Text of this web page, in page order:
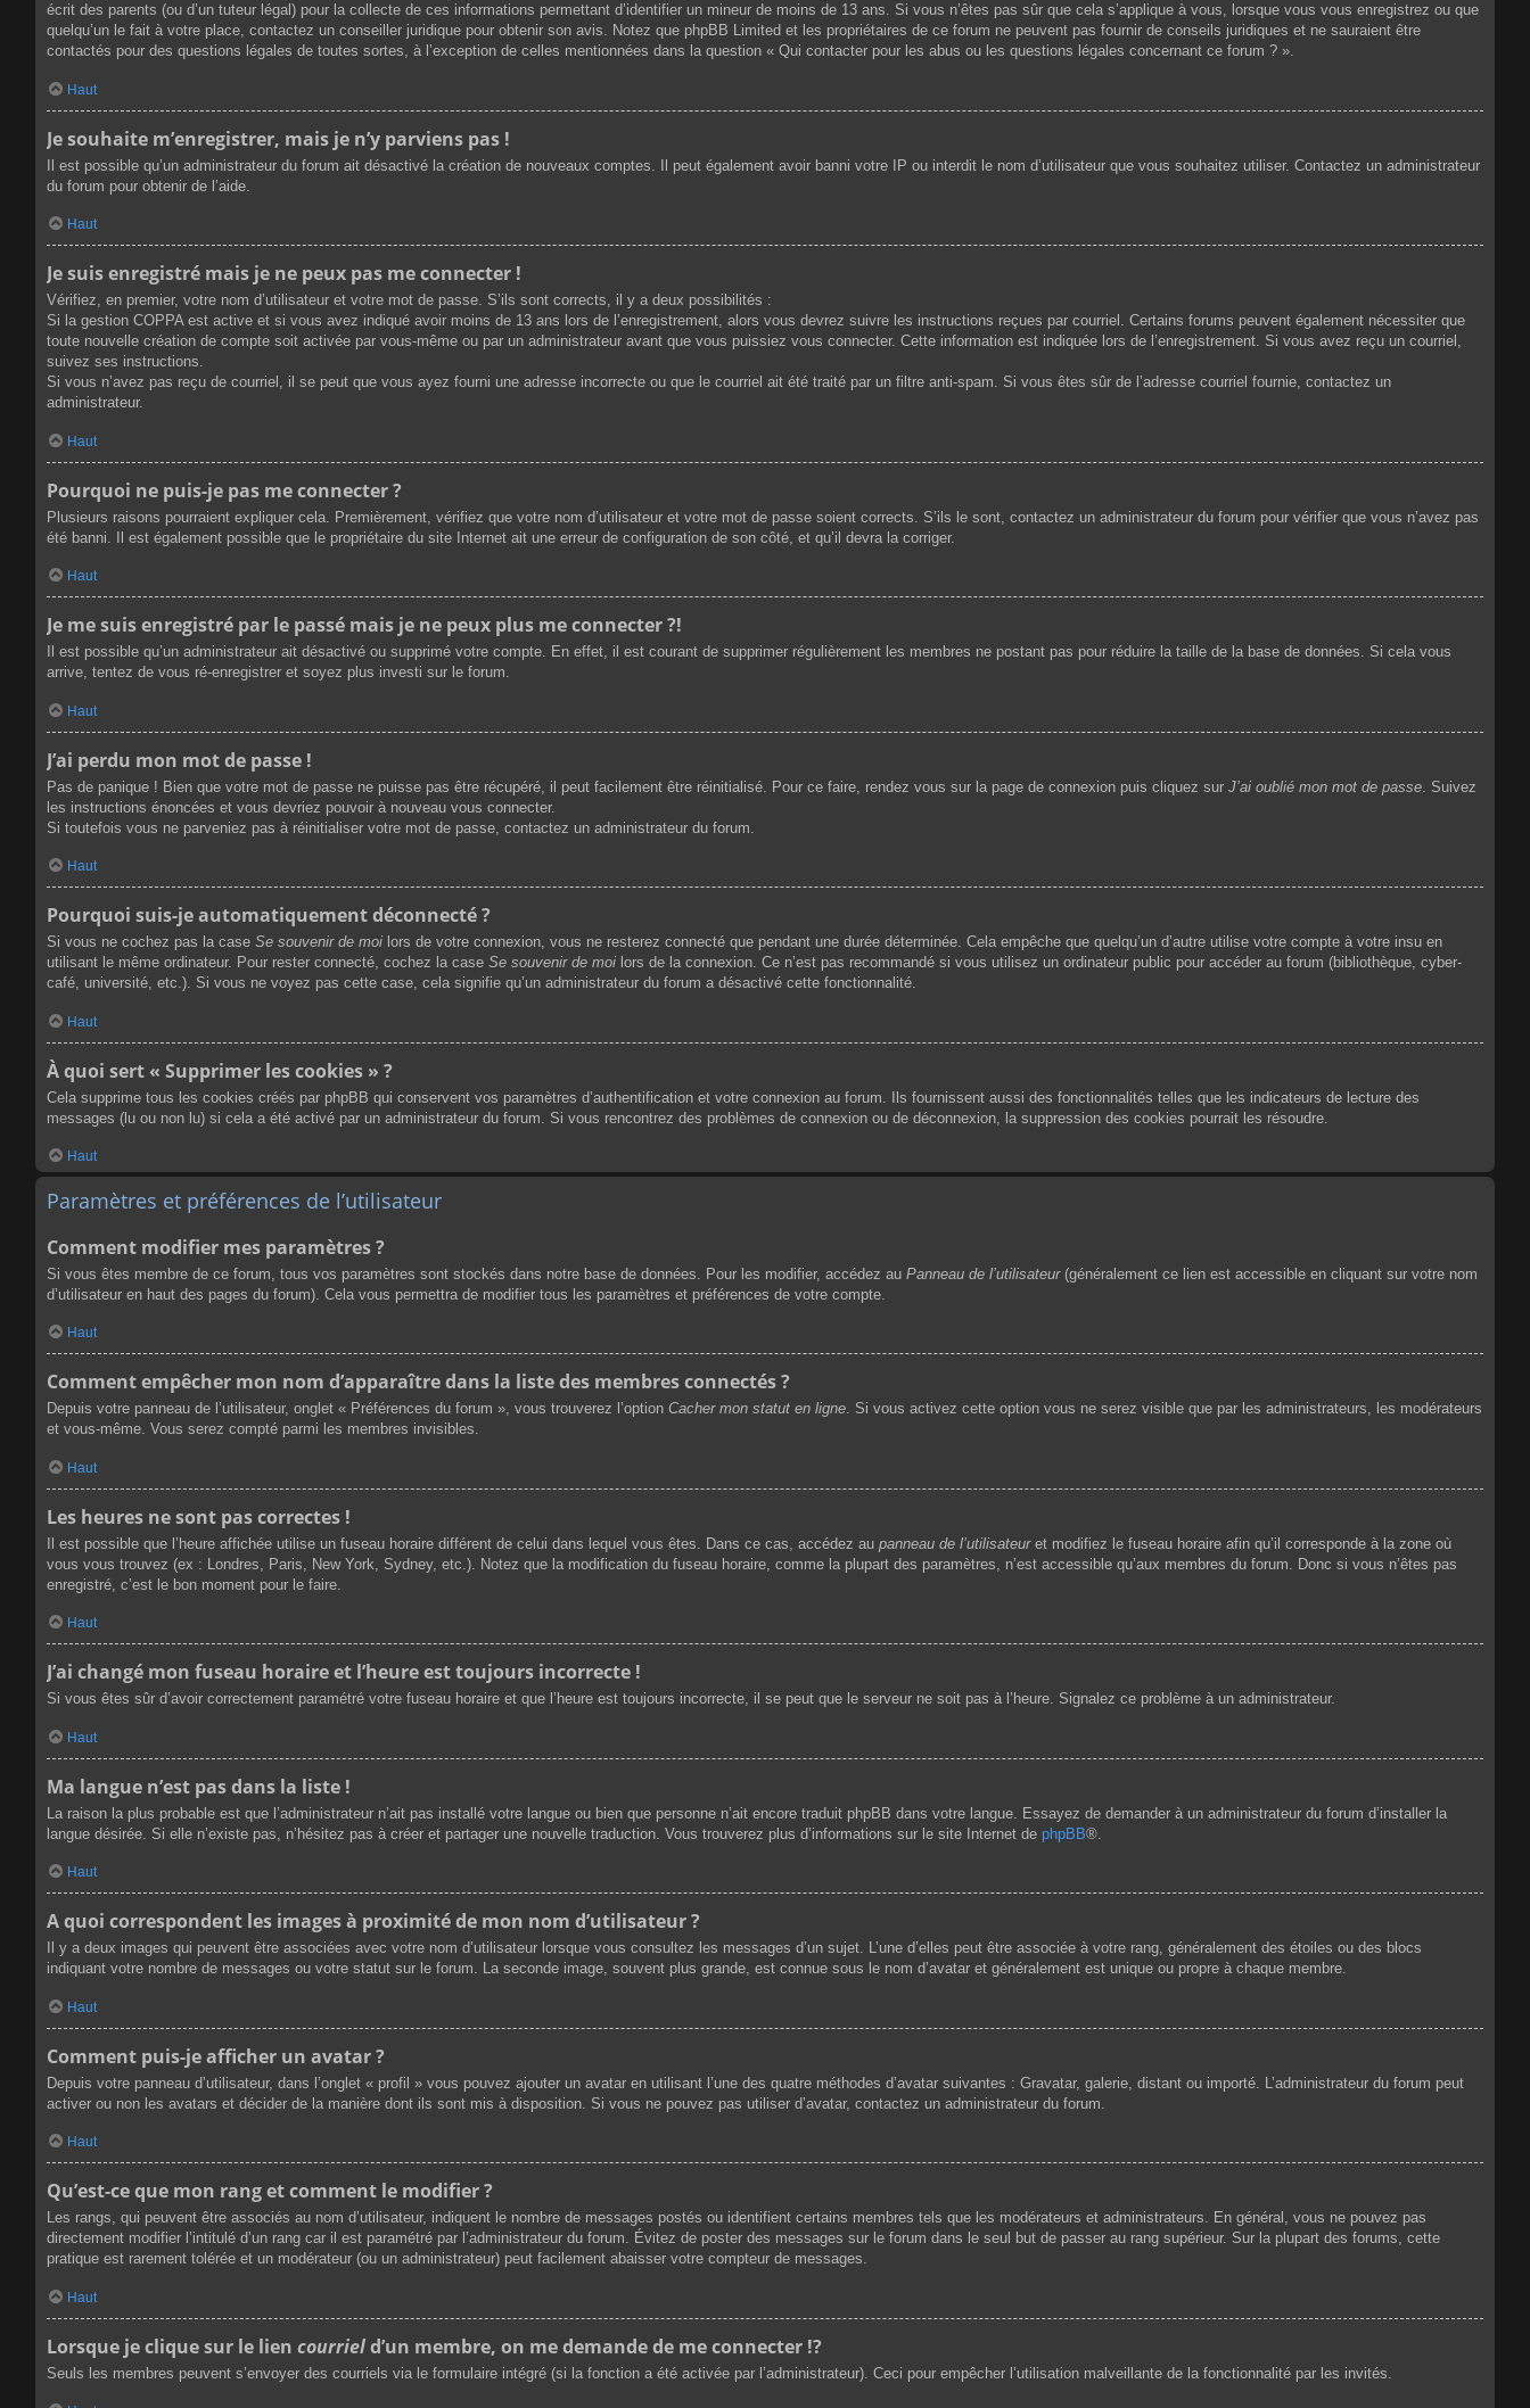
écrit des parents (ou d’un tuteur légal) pour la collecte de ces informations permettant d’identifier un mineur de moins de 13 ans. Si vous n’êtes pas sûr que cela s’applique à vous, lorsque vous vous enregistrez ou que
quelqu’un le fait à votre place, contactez un conseiller juridique pour obtenir son avis. Notez que phpBB Limited et les propriétaires de ce forum ne peuvent pas fournir de conseils juridiques et ne sauraient être
contactés pour des questions légales de toutes sortes, à l’exception de celles mentionnées dans la question « Qui contacter pour les abus ou les questions légales concernant ce forum ? ».
Haut
Je souhaite m’enregistrer, mais je n’y parviens pas !
Il est possible qu’un administrateur du forum ait désactivé la création de nouveaux comptes. Il peut également avoir banni votre IP ou interdit le nom d’utilisateur que vous souhaitez utiliser. Contactez un administrateur
du forum pour obtenir de l’aide.
Haut
Je suis enregistré mais je ne peux pas me connecter !
Vérifiez, en premier, votre nom d’utilisateur et votre mot de passe. S’ils sont corrects, il y a deux possibilités :
Si la gestion COPPA est active et si vous avez indiqué avoir moins de 13 ans lors de l’enregistrement, alors vous devrez suivre les instructions reçues par courriel. Certains forums peuvent également nécessiter que
toute nouvelle création de compte soit activée par vous-même ou par un administrateur avant que vous puissiez vous connecter. Cette information est indiquée lors de l’enregistrement. Si vous avez reçu un courriel,
suivez ses instructions.
Si vous n’avez pas reçu de courriel, il se peut que vous ayez fourni une adresse incorrecte ou que le courriel ait été traité par un filtre anti-spam. Si vous êtes sûr de l’adresse courriel fournie, contactez un
administrateur.
Haut
Pourquoi ne puis-je pas me connecter ?
Plusieurs raisons pourraient expliquer cela. Premièrement, vérifiez que votre nom d’utilisateur et votre mot de passe soient corrects. S’ils le sont, contactez un administrateur du forum pour vérifier que vous n’avez pas
été banni. Il est également possible que le propriétaire du site Internet ait une erreur de configuration de son côté, et qu’il devra la corriger.
Haut
Je me suis enregistré par le passé mais je ne peux plus me connecter ?!
Il est possible qu’un administrateur ait désactivé ou supprimé votre compte. En effet, il est courant de supprimer régulièrement les membres ne postant pas pour réduire la taille de la base de données. Si cela vous
arrive, tentez de vous ré-enregistrer et soyez plus investi sur le forum.
Haut
J’ai perdu mon mot de passe !
Pas de panique ! Bien que votre mot de passe ne puisse pas être récupéré, il peut facilement être réinitialisé. Pour ce faire, rendez vous sur la page de connexion puis cliquez sur J’ai oublié mon mot de passe . Suivez
les instructions énoncées et vous devriez pouvoir à nouveau vous connecter.
Si toutefois vous ne parveniez pas à réinitialiser votre mot de passe, contactez un administrateur du forum.
Haut
Pourquoi suis-je automatiquement déconnecté ?
Si vous ne cochez pas la case Se souvenir de moi lors de votre connexion, vous ne resterez connecté que pendant une durée déterminée. Cela empêche que quelqu’un d’autre utilise votre compte à votre insu en
utilisant le même ordinateur. Pour rester connecté, cochez la case Se souvenir de moi lors de la connexion. Ce n’est pas recommandé si vous utilisez un ordinateur public pour accéder au forum (bibliothèque, cyber-
café, université, etc.). Si vous ne voyez pas cette case, cela signifie qu’un administrateur du forum a désactivé cette fonctionnalité.
Haut
À quoi sert « Supprimer les cookies » ?
Cela supprime tous les cookies créés par phpBB qui conservent vos paramètres d’authentification et votre connexion au forum. Ils fournissent aussi des fonctionnalités telles que les indicateurs de lecture des
messages (lu ou non lu) si cela a été activé par un administrateur du forum. Si vous rencontrez des problèmes de connexion ou de déconnexion, la suppression des cookies pourrait les résoudre.
Haut
Paramètres et préférences de l’utilisateur
Comment modifier mes paramètres ?
Si vous êtes membre de ce forum, tous vos paramètres sont stockés dans notre base de données. Pour les modifier, accédez au Panneau de l’utilisateur(généralement ce lien est accessible en cliquant sur votre nom
d’utilisateur en haut des pages du forum). Cela vous permettra de modifier tous les paramètres et préférences de votre compte.
Haut
Comment empêcher mon nom d’apparaître dans la liste des membres connectés ?
Depuis votre panneau de l’utilisateur, onglet « Préférences du forum », vous trouverez l’option Cacher mon statut en ligne. Si vous activez cette option vous ne serez visible que par les administrateurs, les modérateurs
et vous-même. Vous serez compté parmi les membres invisibles.
Haut
Les heures ne sont pas correctes !
Il est possible que l’heure affichée utilise un fuseau horaire différent de celui dans lequel vous êtes. Dans ce cas, accédez au panneau de l’utilisateuret modifiez le fuseau horaire afin qu’il corresponde à la zone où
vous vous trouvez (ex : Londres, Paris, New York, Sydney, etc.). Notez que la modification du fuseau horaire, comme la plupart des paramètres, n’est accessible qu’aux membres du forum. Donc si vous n’êtes pas
enregistré, c’est le bon moment pour le faire.
Haut
J’ai changé mon fuseau horaire et l’heure est toujours incorrecte !
Si vous êtes sûr d’avoir correctement paramétré votre fuseau horaire et que l’heure est toujours incorrecte, il se peut que le serveur ne soit pas à l’heure. Signalez ce problème à un administrateur.
Haut
Ma langue n’est pas dans la liste !
La raison la plus probable est que l’administrateur n’ait pas installé votre langue ou bien que personne n’ait encore traduit phpBB dans votre langue. Essayez de demander à un administrateur du forum d’installer la
langue désirée. Si elle n’existe pas, n’hésitez pas à créer et partager une nouvelle traduction. Vous trouverez plus d’informations sur le site Internet de phpBB®.
Haut
A quoi correspondent les images à proximité de mon nom d’utilisateur ?
Il y a deux images qui peuvent être associées avec votre nom d’utilisateur lorsque vous consultez les messages d’un sujet. L’une d’elles peut être associée à votre rang, généralement des étoiles ou des blocs
indiquant votre nombre de messages ou votre statut sur le forum. La seconde image, souvent plus grande, est connue sous le nom d’avatar et généralement est unique ou propre à chaque membre.
Haut
Comment puis-je afficher un avatar ?
Depuis votre panneau d’utilisateur, dans l’onglet « profil » vous pouvez ajouter un avatar en utilisant l’une des quatre méthodes d’avatar suivantes : Gravatar, galerie, distant ou importé. L’administrateur du forum peut
activer ou non les avatars et décider de la manière dont ils sont mis à disposition. Si vous ne pouvez pas utiliser d’avatar, contactez un administrateur du forum.
Haut
Qu’est-ce que mon rang et comment le modifier ?
Les rangs, qui peuvent être associés au nom d’utilisateur, indiquent le nombre de messages postés ou identifient certains membres tels que les modérateurs et administrateurs. En général, vous ne pouvez pas
directement modifier l’intitulé d’un rang car il est paramétré par l’administrateur du forum. Évitez de poster des messages sur le forum dans le seul but de passer au rang supérieur. Sur la plupart des forums, cette
pratique est rarement tolérée et un modérateur (ou un administrateur) peut facilement abaisser votre compteur de messages.
Haut
Lorsque je clique sur le lien courrield’un membre, on me demande de me connecter !?
Seuls les membres peuvent s’envoyer des courriels via le formulaire intégré (si la fonction a été activée par l’administrateur). Ceci pour empêcher l’utilisation malveillante de la fonctionnalité par les invités.